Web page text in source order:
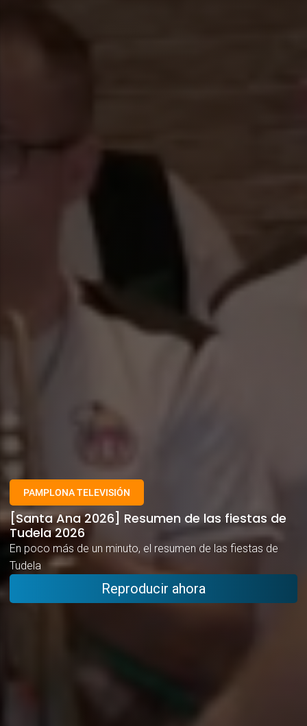
PAMPLONA TELEVISIÓN
[Santa Ana 2026] Resumen de las fiestas de
Tudela 2026
En poco más de un minuto, el resumen de las fiestas de
Tudela
Reproducir ahora